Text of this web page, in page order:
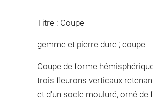
Titre : Coupe
gemme et pierre dure ; coupe
Coupe de forme
trois fleurons verticaux
et d'un socle mouluré, orné